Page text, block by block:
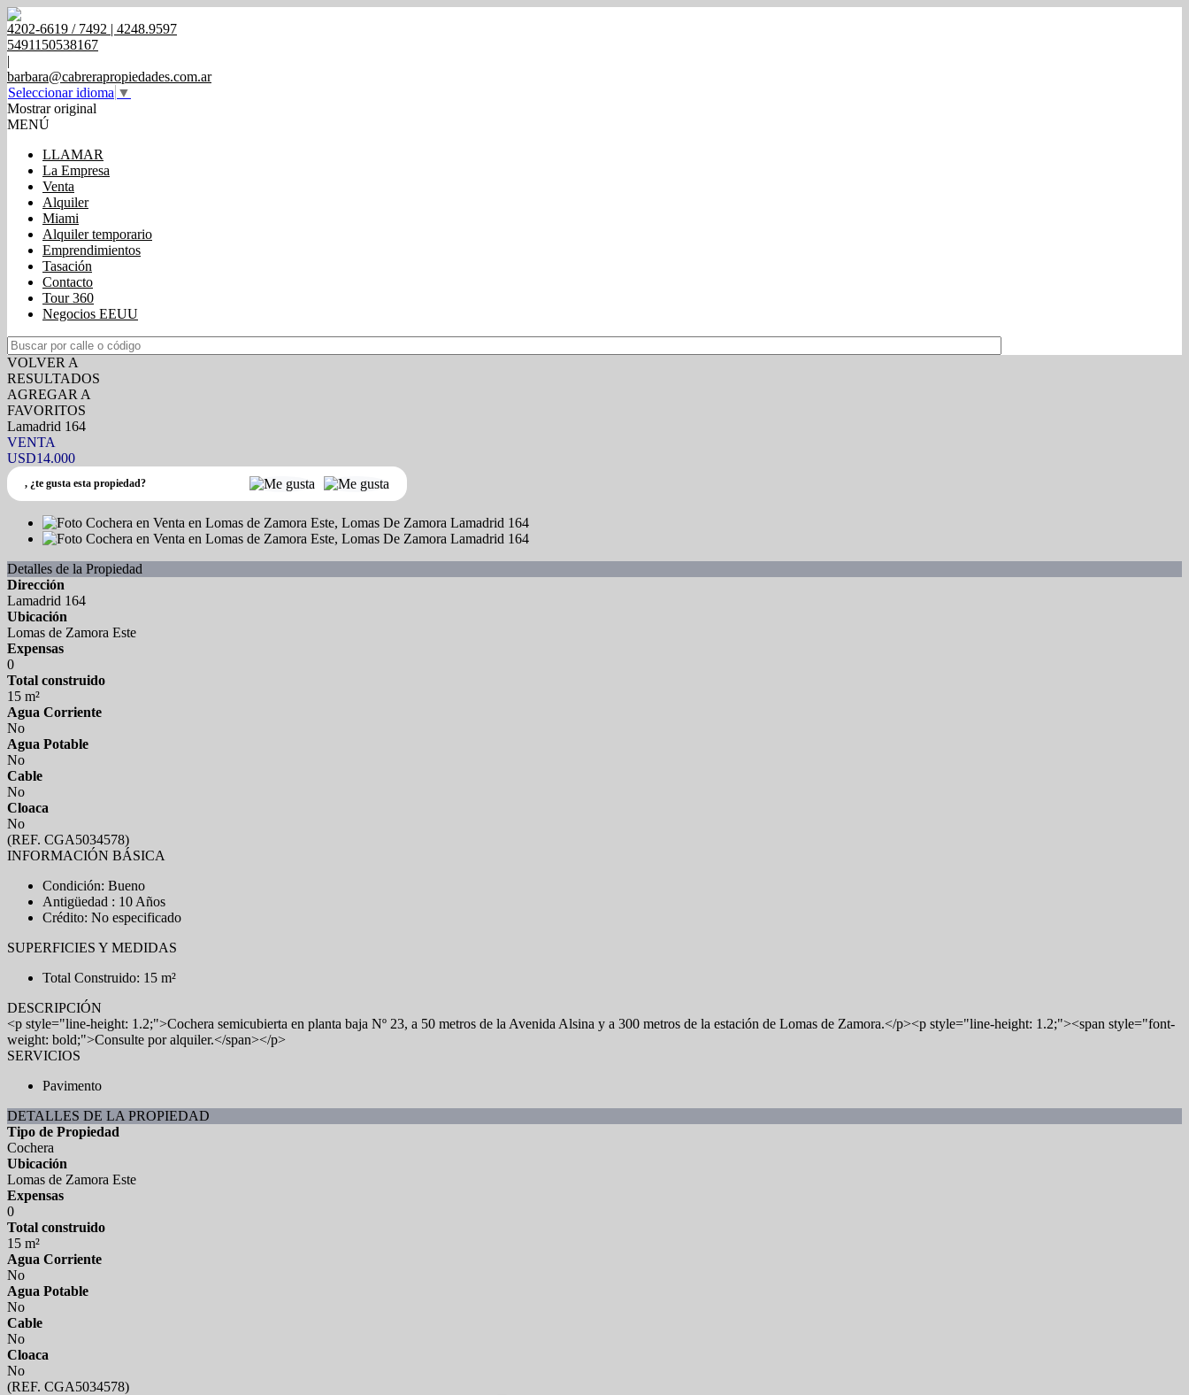
4202-6619 / 7492 | 4248.9597
5491150538167
|
barbara@cabrerapropiedades.com.ar
Seleccionar idioma ▼
Mostrar original
MENÚ
LLAMAR
La Empresa
Venta
Alquiler
Miami
Alquiler temporario
Emprendimientos
Tasación
Contacto
Tour 360
Negocios EEUU
VOLVER A
RESULTADOS
AGREGAR A
FAVORITOS
Lamadrid 164
VENTA
USD14.000
, ¿te gusta esta propiedad?
Detalles de la Propiedad
Dirección
Lamadrid 164
Ubicación
Lomas de Zamora Este
Expensas
0
Total construido
15 m²
Agua Corriente
No
Agua Potable
No
Cable
No
Cloaca
No
(REF. CGA5034578)
INFORMACIÓN BÁSICA
Condición: Bueno
Antigüedad : 10 Años
Crédito: No especificado
SUPERFICIES Y MEDIDAS
Total Construido: 15 m²
DESCRIPCIÓN
<p style="line-height: 1.2;">Cochera semicubierta en planta baja Nº 23, a 50 metros de la Avenida Alsina y a 300 metros de la estación de Lomas de Zamora.</p><p style="line-height: 1.2;"><span style="font-
weight: bold;">Consulte por alquiler.</span></p>
SERVICIOS
Pavimento
DETALLES DE LA PROPIEDAD
Tipo de Propiedad
Cochera
Ubicación
Lomas de Zamora Este
Expensas
0
Total construido
15 m²
Agua Corriente
No
Agua Potable
No
Cable
No
Cloaca
No
(REF. CGA5034578)